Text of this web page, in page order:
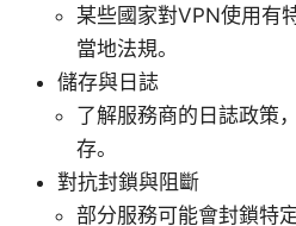
某些國家對VPN使用有
當地法規。
儲存與日誌
了解服務商的日誌政策
存。
對抗封鎖與阻斷
部分服務可能會封鎖特